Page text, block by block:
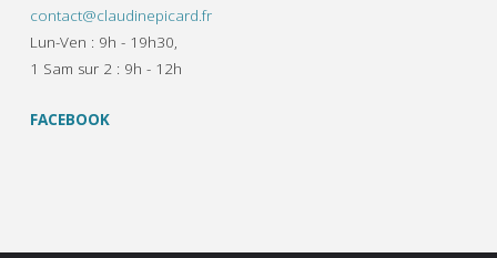
contact@claudinepicard.fr
Lun-Ven : 9h - 19h30,
1 Sam sur 2 : 9h - 12h
FACEBOOK